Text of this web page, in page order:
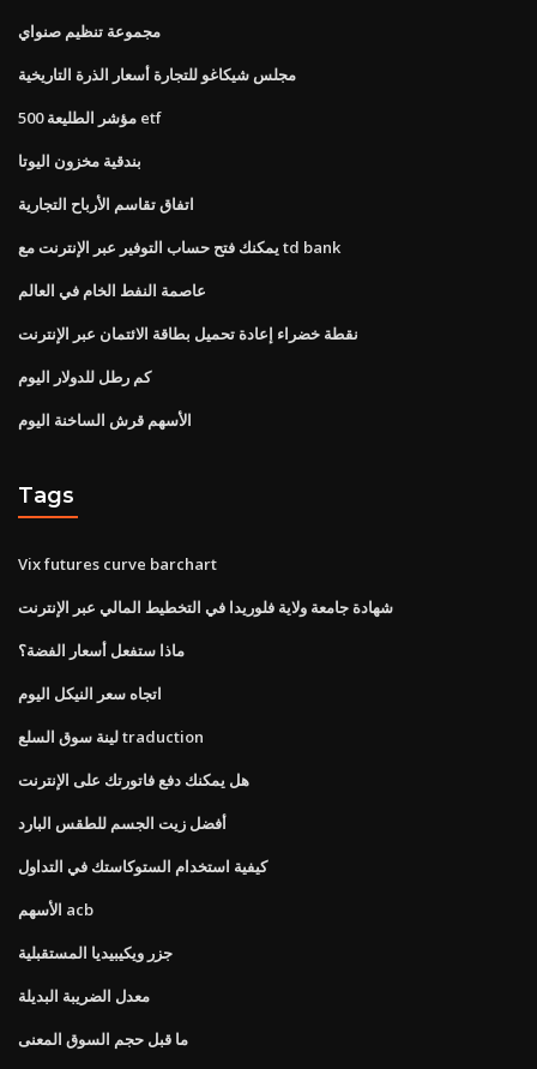
مجموعة تنظيم صنواي
مجلس شيكاغو للتجارة أسعار الذرة التاريخية
مؤشر الطليعة 500 etf
بندقية مخزون اليوتا
اتفاق تقاسم الأرباح التجارية
يمكنك فتح حساب التوفير عبر الإنترنت مع td bank
عاصمة النفط الخام في العالم
نقطة خضراء إعادة تحميل بطاقة الائتمان عبر الإنترنت
كم رطل للدولار اليوم
الأسهم قرش الساخنة اليوم
Tags
Vix futures curve barchart
شهادة جامعة ولاية فلوريدا في التخطيط المالي عبر الإنترنت
ماذا ستفعل أسعار الفضة؟
اتجاه سعر النيكل اليوم
لينة سوق السلع traduction
هل يمكنك دفع فاتورتك على الإنترنت
أفضل زيت الجسم للطقس البارد
كيفية استخدام الستوكاستك في التداول
الأسهم acb
جزر ويكيبيديا المستقبلية
معدل الضريبة البديلة
ما قبل حجم السوق المعنى